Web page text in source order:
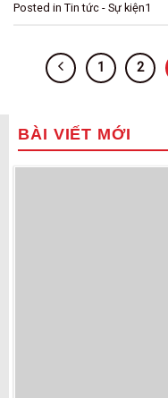
Posted in Tin tức - Sự kiện1
1 2
BÀI VIẾT MỚI